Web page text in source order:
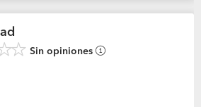
Sin opiniones